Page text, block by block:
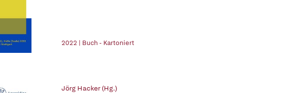
2022 | Buch - Kartoniert
Jörg Hacker (Hg.)